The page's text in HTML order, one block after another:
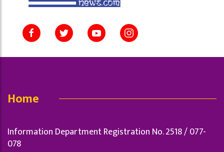
Home
Information Department Registration No. 2518 / 077-
078